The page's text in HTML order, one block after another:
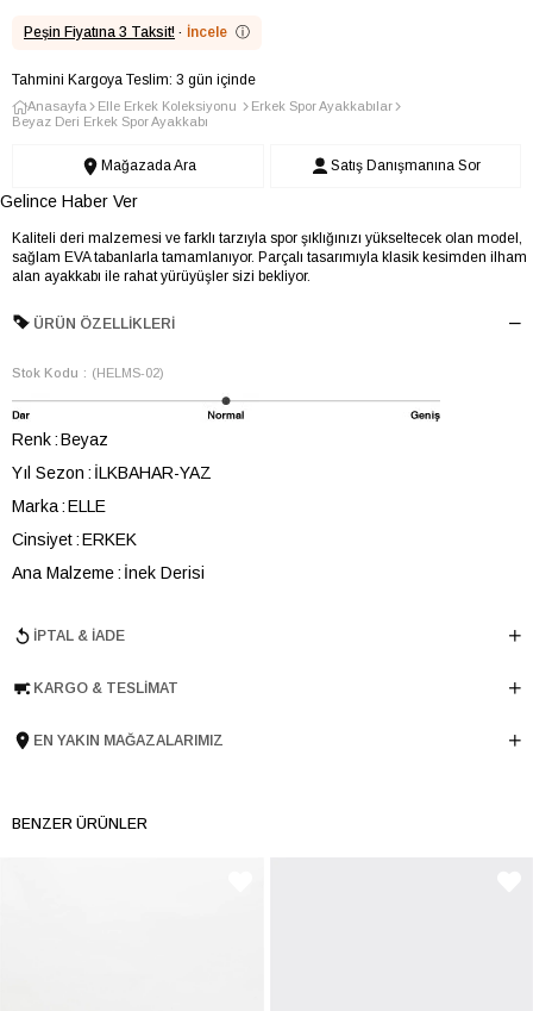
Peşin Fiyatına 3 Taksit! · İncele ⓘ
Tahmini Kargoya Teslim: 3 gün içinde
Anasayfa Elle Erkek Koleksiyonu
Erkek Spor Ayakkabılar
Beyaz Deri Erkek Spor Ayakkabı
Mağazada Ara Satış Danışmanına Sor
Gelince Haber Ver
Kaliteli deri malzemesi ve farklı tarzıyla spor şıklığınızı yükseltecek olan model,
sağlam EVA tabanlarla tamamlanıyor. Parçalı tasarımıyla klasik kesimden ilham
alan ayakkabı ile rahat yürüyüşler sizi bekliyor.
ÜRÜN ÖZELLIKLERI
Stok Kodu (HELMS-02)
Renk Beyaz
Yıl Sezon
İLKBAHAR-YAZ
Marka ELLE
Cinsiyet ERKEK
Ana Malzeme İnek Derisi
Topuk Boyu 3.5 cm
Taban Yüksekliği 3.5 cm
İPTAL & İADE
KARGO & TESLIMAT
EN YAKIN MAĞAZALARIMIZ
BENZER ÜRÜNLER